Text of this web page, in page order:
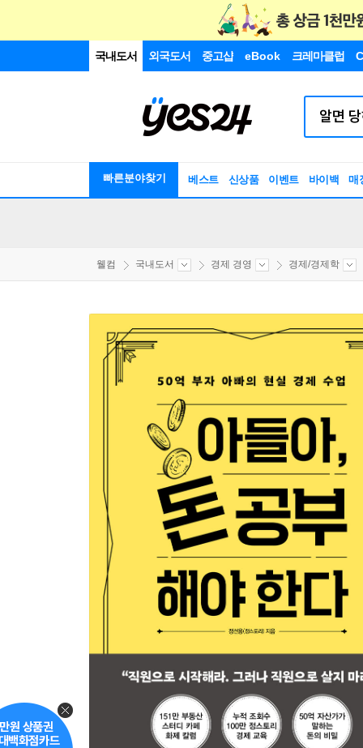
국내도서 외국도서 중고샵 eBook 크레마클럽
빠른분야찾기 베스트 신상품 이벤트 바이백 매
웰컴 국내도서 경제 경영 경제/경제학